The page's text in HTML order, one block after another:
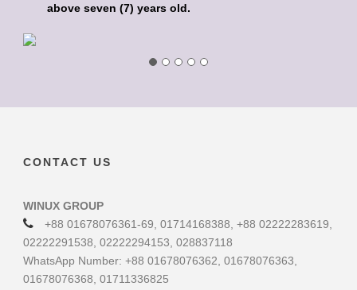
above seven (7) years old.
CONTACT US